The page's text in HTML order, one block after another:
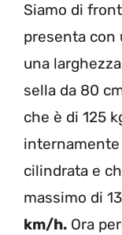
Siamo di
presenta con
una
sella da 80
che è di 125
internamente
cilindrata e
massimo di
km/h. Ora